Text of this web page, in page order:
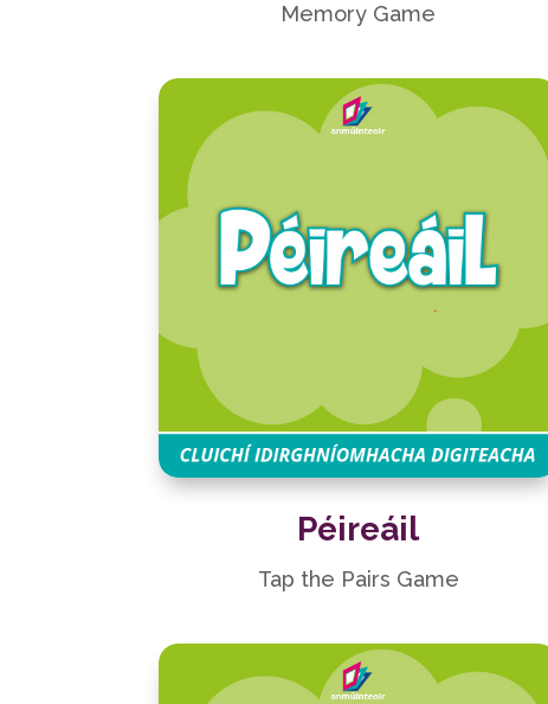
Memory Game
Péireáil
Tap the Pairs Game